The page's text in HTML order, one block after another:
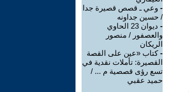
- وعي ـ قصص قصيرة جدا
/ حسين جداونه
-
ديوان 23 الحاوي
والعصفور / منصور
الريكان
-كتاب «عين على القصة
القصيرة: تأملات نقدية في
تسع رؤى قصصية م ... /
حميد عقبي